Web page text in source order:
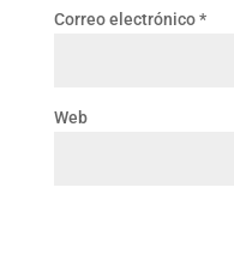
Correo electrónico*
Web